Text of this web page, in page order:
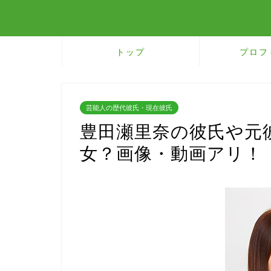
トップ プロ
芸能人の歴代彼氏・現在彼氏
豊田瀬里奈の彼氏や
女？画像・動画アリ！